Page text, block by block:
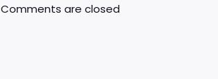
Comments are closed